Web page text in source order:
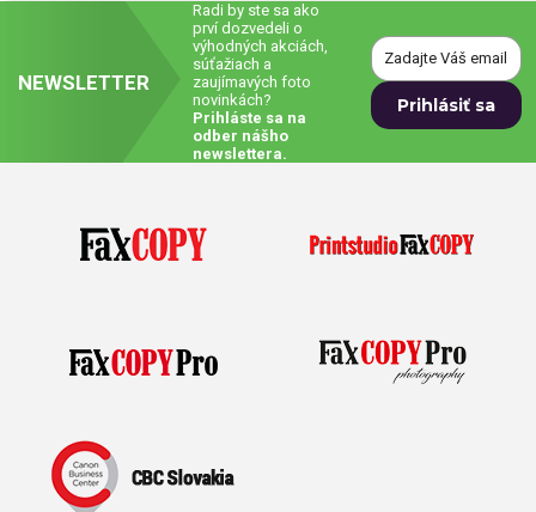
NEWSLETTER
Radi by ste sa ako
prví dozvedeli o
výhodných akciách,
súťažiach a
zaujímavých foto
novinkách?
Prihláste sa na
odber nášho
newslettera.